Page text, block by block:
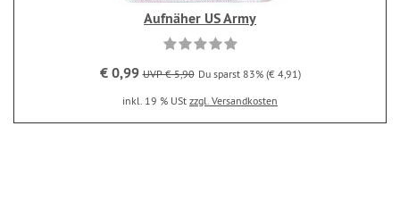
Aufnäher US Army
€ 0,99 UVP € 5,90 Du sparst 83% (€ 4,91)
inkl. 19 % USt zzgl. Versandkosten